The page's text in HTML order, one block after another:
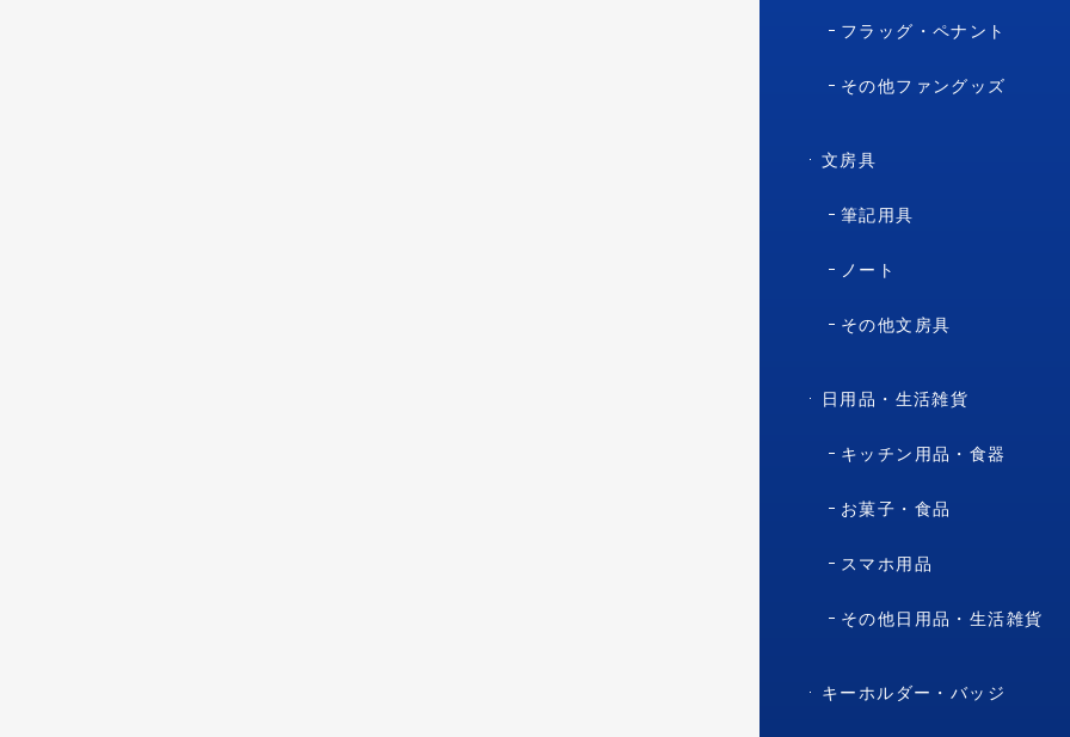
フラッグ・ペナント
その他ファングッズ
文房具
筆記用具
ノート
その他文房具
日用品・生活雑貨
キッチン用品・食器
お菓子・食品
スマホ用品
その他日用品・生活雑貨
キーホルダー・バッジ